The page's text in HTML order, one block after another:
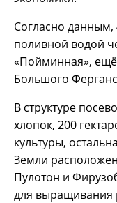
Согласно данным,
поливной водой
«Пойминная», ещё
Большого
В структуре
хлопок, 200
культуры,
Земли
Пулотон и
для выращивания